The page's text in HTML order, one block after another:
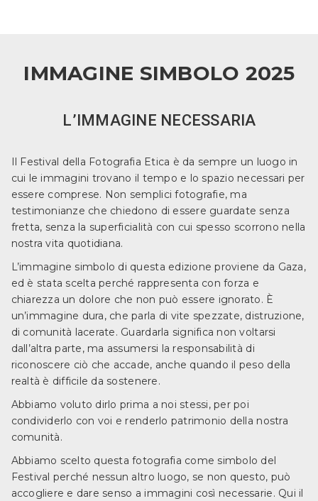
IMMAGINE SIMBOLO 2025
L’IMMAGINE NECESSARIA
Il Festival della Fotografia Etica è da sempre un luogo in
cui le immagini trovano il tempo e lo spazio necessari per
essere comprese. Non semplici fotografie, ma
testimonianze che chiedono di essere guardate senza
fretta, senza la superficialità con cui spesso scorrono nella
nostra vita quotidiana.
L’immagine simbolo di questa edizione proviene da Gaza,
ed è stata scelta perché rappresenta con forza e
chiarezza un dolore che non può essere ignorato. È
un’immagine dura, che parla di vite spezzate, distruzione,
di comunità lacerate. Guardarla significa non voltarsi
dall’altra parte, ma assumersi la responsabilità di
riconoscere ciò che accade, anche quando il peso della
realtà è difficile da sostenere.
Abbiamo voluto dirlo prima a noi stessi, per poi
condividerlo con voi e renderlo patrimonio della nostra
comunità.
Abbiamo scelto questa fotografia come simbolo del
Festival perché nessun altro luogo, se non questo, può
accogliere e dare senso a immagini così necessarie. Qui il